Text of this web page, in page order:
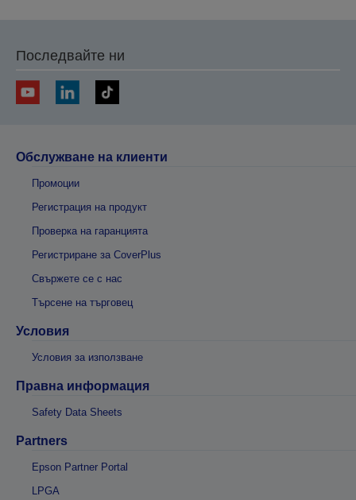
Последвайте ни
Обслужване на клиенти
Промоции
Регистрация на продукт
Проверка на гаранцията
Регистриране за CoverPlus
Свържете се с нас
Търсене на търговец
Условия
Условия за използване
Правна информация
Safety Data Sheets
Partners
Epson Partner Portal
LPGA